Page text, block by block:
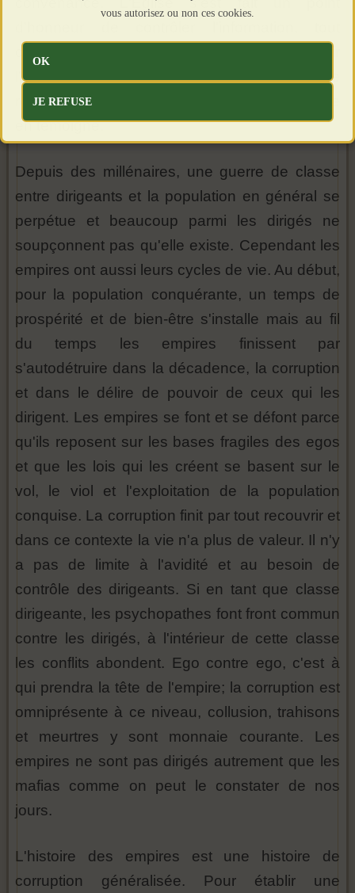
l'approbation du pape avant de divulguer le
résultat de ses recherches ; l'histoire de Galilée
en témoigne.
Depuis des millénaires, une guerre de classe
entre dirigeants et la population en général se
perpétue et beaucoup parmi les dirigés ne
soupçonnent pas qu'elle existe. Cependant les
empires ont aussi leurs cycles de vie. Au début,
pour la population conquérante, un temps de
prospérité et de bien-être s'installe mais au fil
du temps les empires finissent par
s'autodétruire dans la décadence, la corruption
et dans le délire de pouvoir de ceux qui les
dirigent. Les empires se font et se défont parce
qu'ils reposent sur les bases fragiles des egos
et que les lois qui les créent se basent sur le
vol, le viol et l'exploitation de la population
conquise. La corruption finit par tout recouvrir et
dans ce contexte la vie n'a plus de valeur. Il n'y
a pas de limite à l'avidité et au besoin de
contrôle des dirigeants. Si en tant que classe
dirigeante, les psychopathes font front commun
contre les dirigés, à l'intérieur de cette classe
les conflits abondent. Ego contre ego, c'est à
qui prendra la tête de l'empire; la corruption est
omniprésente à ce niveau, collusion, trahisons
et meurtres y sont monnaie courante. Les
empires ne sont pas dirigés autrement que les
mafias comme on peut le constater de nos
jours.
L'histoire des empires est une histoire de
corruption généralisée. Pour établir une
vous autorisez ou non ces cookies.
OK
JE REFUSE